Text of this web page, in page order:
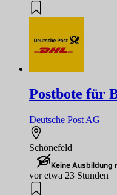
Postbote für
Deutsche Post AG
Schönefeld
Keine Ausbildung
vor etwa 23 Stunden